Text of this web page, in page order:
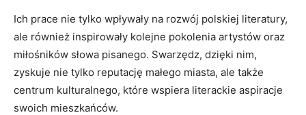
Ich prace nie tylko wpływały na rozwój polskiej literatury,
ale również inspirowały kolejne pokolenia artystów oraz
miłośników słowa pisanego. Swarzędz, dzięki nim,
zyskuje nie tylko reputację małego miasta, ale także
centrum kulturalnego, które wspiera literackie aspiracje
swoich mieszkańców.